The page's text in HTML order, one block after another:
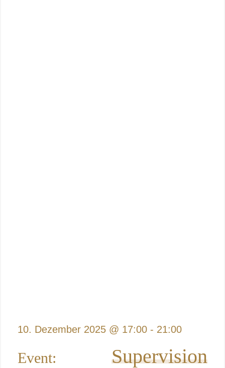
10. Dezember 2025 @ 17:00 - 21:00
Supervision